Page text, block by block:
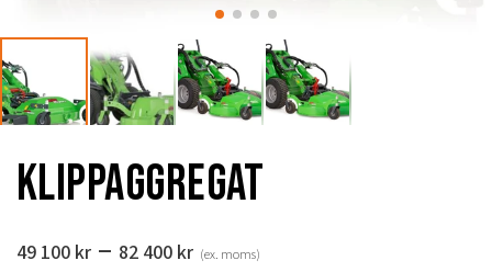
Klippaggregat
49 100 kr – 82 400 krPrisintervall:
(ex. moms)